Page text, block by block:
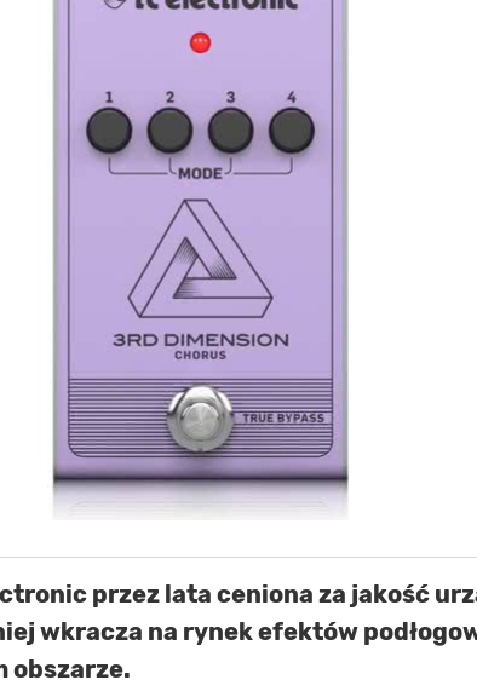
przez lata ceniona za jakość
wkracza na rynek efektów
obszarze.